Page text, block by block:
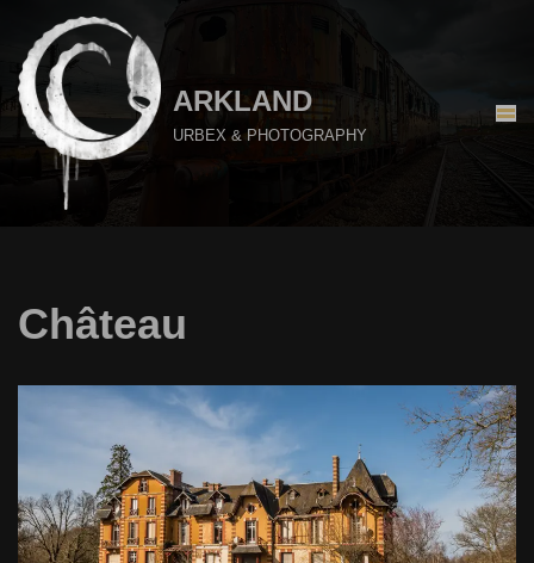
Aller
au
contenu
ARKLAND
URBEX & PHOTOGRAPHY
Château